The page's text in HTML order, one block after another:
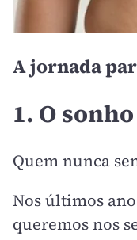
A jornada
1. O
Quem nunca
Nos últimos
queremos nos